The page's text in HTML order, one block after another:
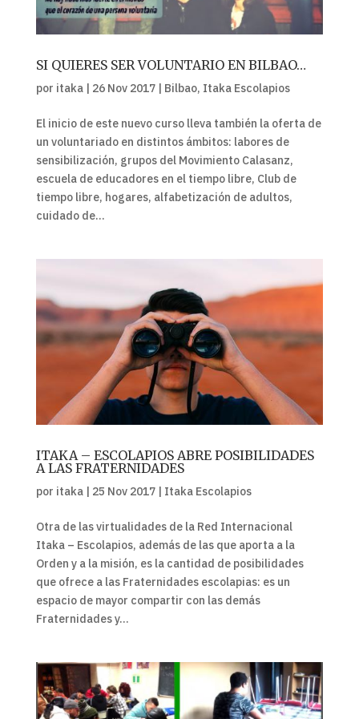
SI QUIERES SER VOLUNTARIO EN BILBAO…
por itaka| 26 Nov 2017| Bilbao, Itaka Escolapios
El inicio de este nuevo curso lleva también la oferta de
un voluntariado en distintos ámbitos: labores de
sensibilización, grupos del Movimiento Calasanz,
escuela de educadores en el tiempo libre, Club de
tiempo libre, hogares, alfabetización de adultos,
cuidado de...
ITAKA – ESCOLAPIOS ABRE POSIBILIDADES
A LAS FRATERNIDADES
por itaka| 25 Nov 2017| Itaka Escolapios
Otra de las virtualidades de la Red Internacional
Itaka – Escolapios, además de las que aporta a la
Orden y a la misión, es la cantidad de posibilidades
que ofrece a las Fraternidades escolapias: es un
espacio de mayor compartir con las demás
Fraternidades y...